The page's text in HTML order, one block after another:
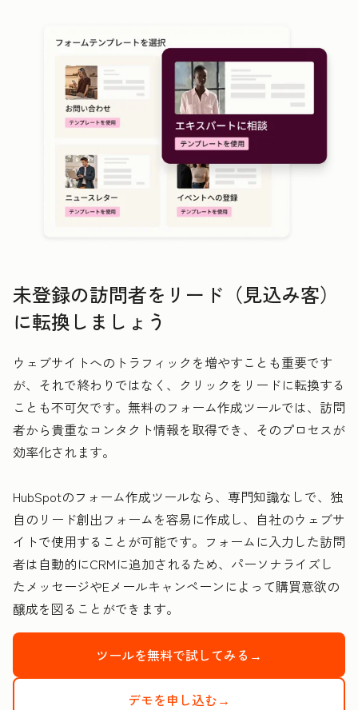
未登録の訪問者をリード（見込み客）
に転換しましょう
ウェブサイトへのトラフィックを増やすことも重要です
が、それで終わりではなく、クリックをリードに転換する
ことも不可欠です。無料のフォーム作成ツールでは、訪問
者から貴重なコンタクト情報を取得でき、そのプロセスが
効率化されます。
HubSpotのフォーム作成ツールなら、専門知識なしで、独
自のリード創出フォームを容易に作成し、自社のウェブサ
イトで使用することが可能です。フォームに入力した訪問
者は自動的にCRMに追加されるため、パーソナライズし
たメッセージやEメールキャンペーンによって購買意欲の
醸成を図ることができます。
ツールを無料で試してみる→
デモを申し込む→